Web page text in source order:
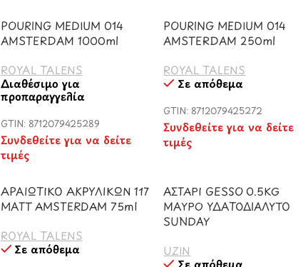
POURING MEDIUM 014
AMSTERDAM 1000ml
ROYAL TALENS
Διαθέσιμο για
προπαραγγελία
GTIN: 8712079425289
Συνδεθείτε για να δείτε
τιμές
POURING MEDIUM 014
AMSTERDAM 250ml
ROYAL TALENS
Σε απόθεμα
GTIN: 8712079425272
Συνδεθείτε για να δείτε
τιμές
ΑΡΑΙΩΤΙΚΟ ΑΚΡΥΛΙΚΩΝ 117
MATT AMSTERDAM 75ml
ROYAL TALENS
Σε απόθεμα
ΑΣΤΑΡΙ GESSO 0.5KG
ΜΑΥΡΟ ΥΔΑΤΟΔΙΑΛΥΤΟ
SUNDAY
UZIN
Σε απόθεμα